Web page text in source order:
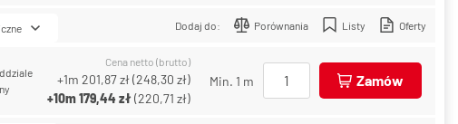
Dodaj do: Porównania Listy Oferty
Cena netto (brutto)
+1m 201,87 zł(248,30 zł)
+10m179,44 zł(220,71 zł)
Min. 1 m Zamów